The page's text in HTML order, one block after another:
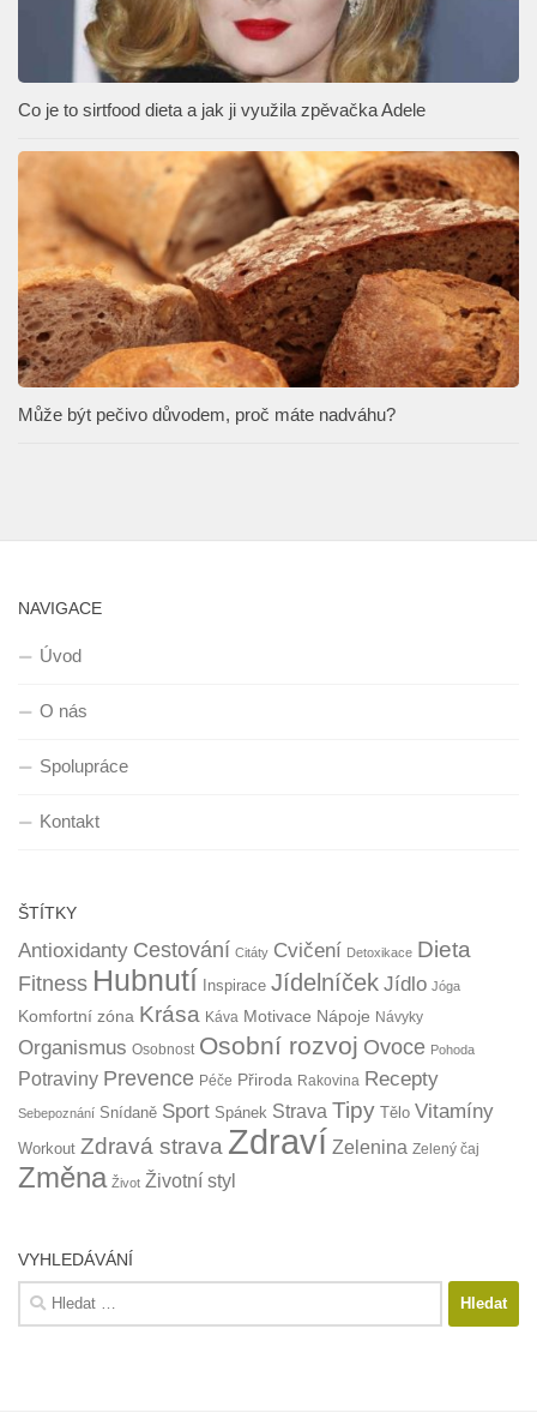
Co je to sirtfood dieta a jak ji využila zpěvačka Adele
Může být pečivo důvodem, proč máte nadváhu?
NAVIGACE
Úvod
O nás
Spolupráce
Kontakt
ŠTÍTKY
Antioxidanty Cestování Citáty Cvičení Detoxikace Dieta
Fitness Hubnutí Inspirace Jídelníček Jídlo Jóga
Komfortní zóna Krása Káva Motivace Nápoje Návyky
Organismus Osobnost Osobní rozvoj Ovoce Pohoda
Potraviny Prevence Péče Přiroda Rakovina Recepty
Sebepoznání Snídaně Sport Spánek Strava Tipy Tělo Vitamíny
Workout Zdravá strava Zdraví Zelenina Zelený čaj
Změna Život Životní styl
VYHLEDÁVÁNÍ
Vyhledávání